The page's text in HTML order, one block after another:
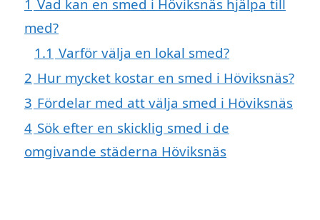
1 Vad kan en smed i Höviksnäs hjälpa till
med?
1.1 Varför välja en lokal smed?
2 Hur mycket kostar en smed i Höviksnäs?
3 Fördelar med att välja smed i Höviksnäs
4 Sök efter en skicklig smed i de
omgivande städerna Höviksnäs